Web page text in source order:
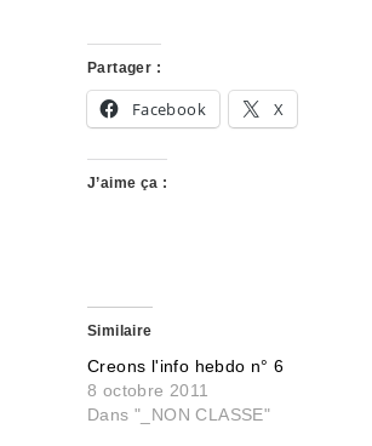
Partager :
Facebook X
J’aime ça :
Similaire
Creons l'info hebdo n° 6
8 octobre 2011
Dans "_NON CLASSE"